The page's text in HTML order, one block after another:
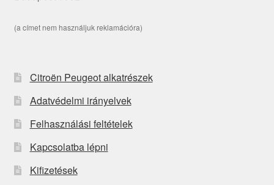
(a címet nem használjuk reklamációra)
Citroën Peugeot alkatrészek
Adatvédelmi irányelvek
Felhasználási feltételek
Kapcsolatba lépni
Kifizetések